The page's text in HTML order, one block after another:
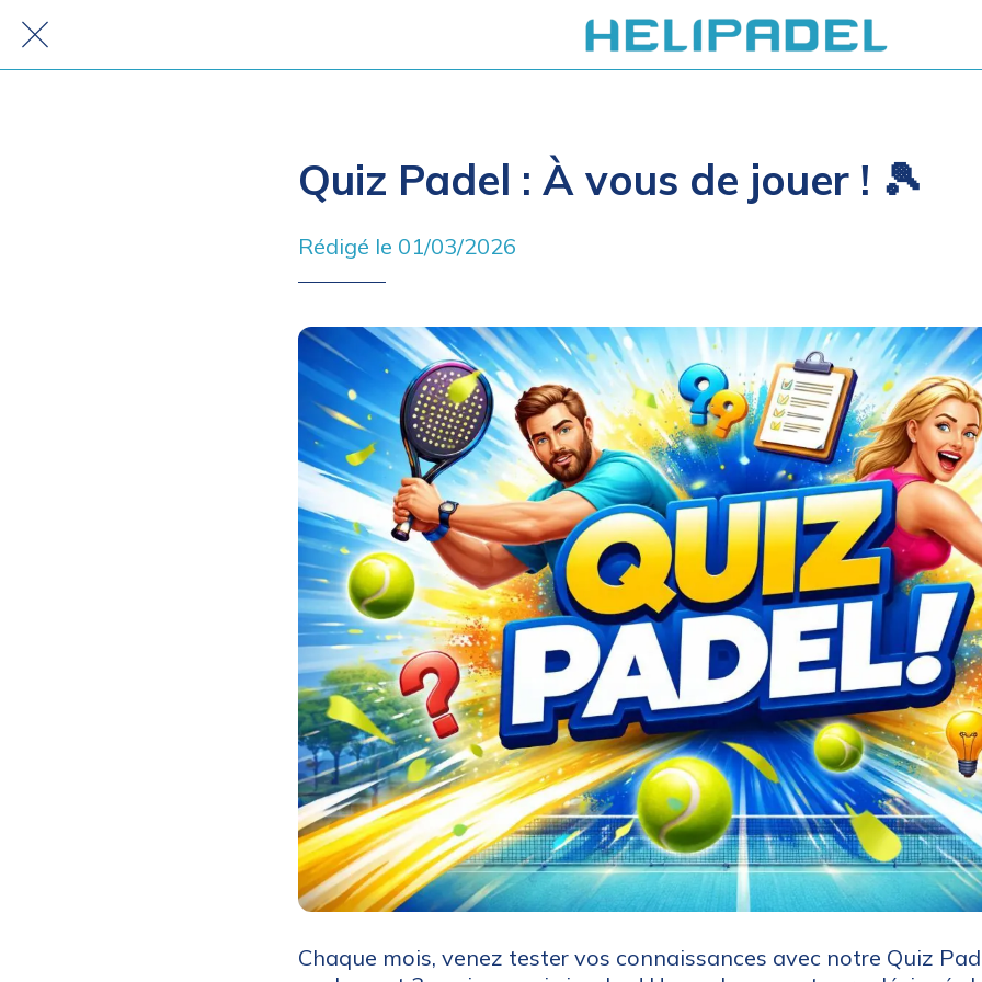
Quiz Padel : À vous de jouer ! 🎾
Rédigé le 01/03/2026
Chaque mois, venez tester vos connaissances avec notre Quiz